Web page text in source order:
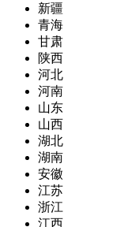
新疆
青海
甘肃
陕西
河北
河南
山东
山西
湖北
湖南
安徽
江苏
浙江
江西